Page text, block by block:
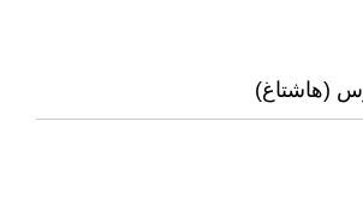
(هاشتاغ)